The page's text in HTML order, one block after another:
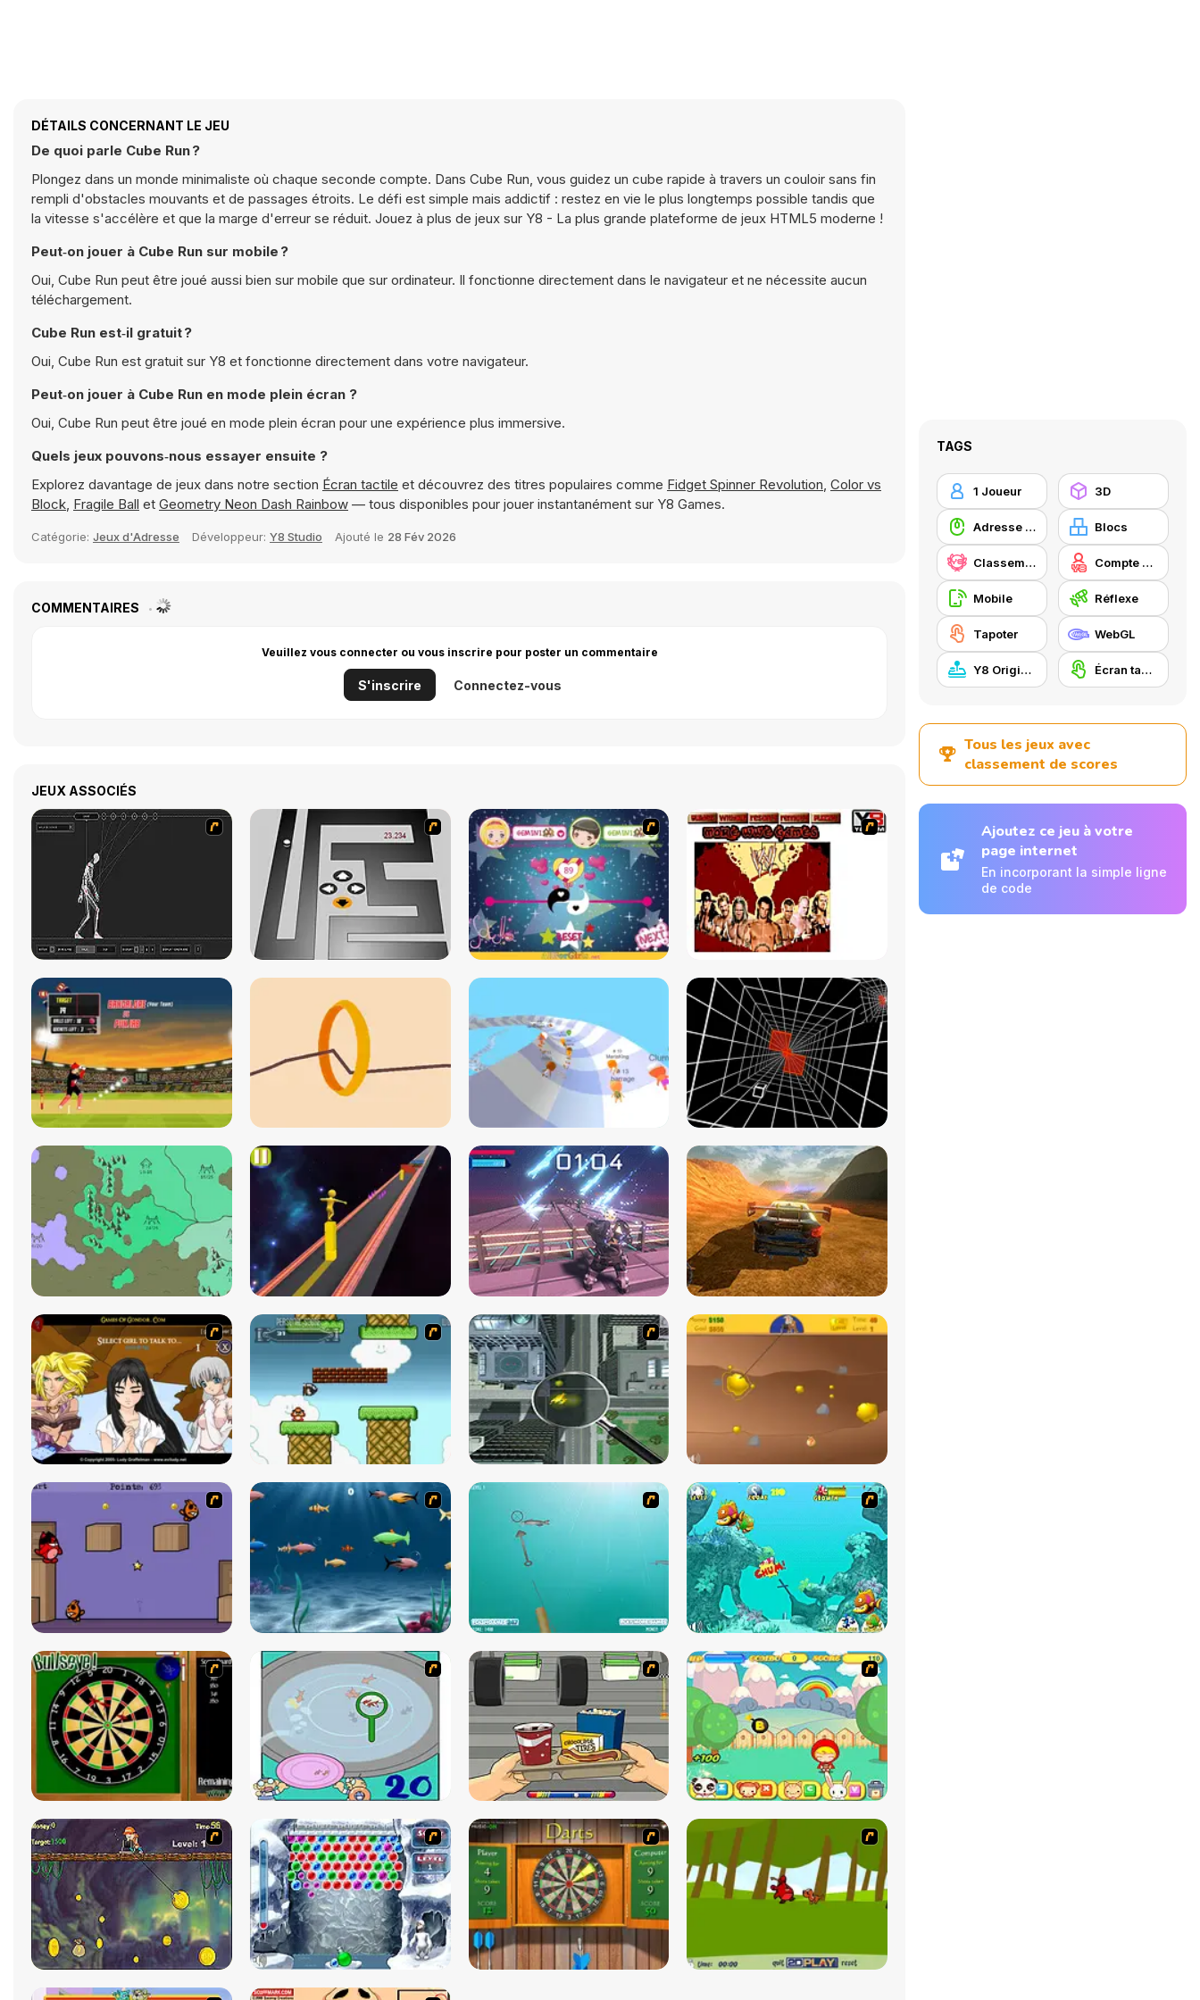
DÉTAILS CONCERNANT LE JEU
De quoi parle Cube Run ?
Plongez dans un monde minimaliste où chaque seconde compte. Dans Cube Run, vous guidez un cube rapide à travers un couloir sans fin
rempli d'obstacles mouvants et de passages étroits. Le défi est simple mais addictif : restez en vie le plus longtemps possible tandis que
la vitesse s'accélère et que la marge d'erreur se réduit. Jouez à plus de jeux sur Y8 - La plus grande plateforme de jeux HTML5 moderne !
Peut‑on jouer à Cube Run sur mobile ?
Oui, Cube Run peut être joué aussi bien sur mobile que sur ordinateur. Il fonctionne directement dans le navigateur et ne nécessite aucun
téléchargement.
Cube Run est‑il gratuit ?
Oui, Cube Run est gratuit sur Y8 et fonctionne directement dans votre navigateur.
Peut‑on jouer à Cube Run en mode plein écran ?
Oui, Cube Run peut être joué en mode plein écran pour une expérience plus immersive.
Quels jeux pouvons‑nous essayer ensuite ?
Explorez davantage de jeux dans notre section Écran tactile et découvrez des titres populaires comme Fidget Spinner Revolution, Color vs
Block, Fragile Ball et Geometry Neon Dash Rainbow — tous disponibles pour jouer instantanément sur Y8 Games.
Catégorie: Jeux d'Adresse Développeur: Y8 Studio Ajouté le 28 Fév 2026
COMMENTAIRES
Veuillez vous connecter ou vous inscrire pour poster un commentaire
S'inscrire Connectez-vous
JEUX ASSOCIÉS
TAGS
1 Joueur 3D
Adresse avec la souris Blocs
Classement Y8 Compte Y8
Mobile Réflexe
Tapoter WebGL
Y8 Originals Écran tactile
Tous les jeux avec
classement de scores
Ajoutez ce jeu à votre
page internet
En incorporant la simple ligne
de code